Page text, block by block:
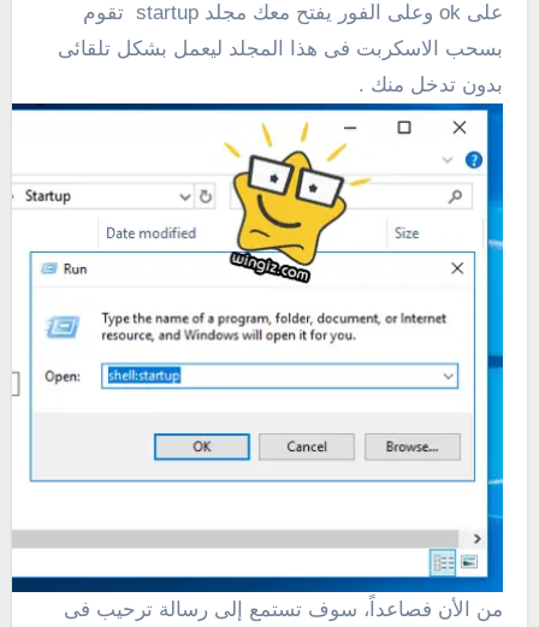
على ok وعلى الفور يفتح معك مجلد
startup
تقوم
بسحب الاسكربت فى هذا المجلد ليعمل بشكل تلقائى
بدون تدخل منك .
من الأن فصاعداً، سوف تستمع إلى رسالة ترحيب فى